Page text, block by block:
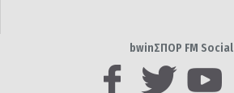
bwinΣΠΟΡ FM Social